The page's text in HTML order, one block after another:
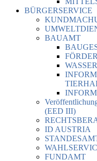
BÜRGERSERVICE
BAUAMT
(EED III)
ID AUSTRIA
FUNDAMT